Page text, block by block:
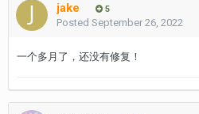
jake 5
Posted September 26, 2022
一个多月了，还没有修复！